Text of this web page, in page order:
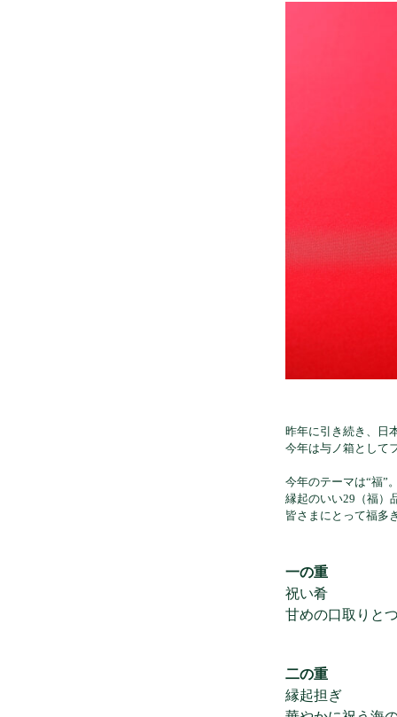
昨年に引き続き、日
今年は与ノ箱として
今年のテーマは“福”。
縁起のいい29（福）
皆さまにとって福多
一の重
祝い肴
甘めの口取りと
二の重
縁起担ぎ